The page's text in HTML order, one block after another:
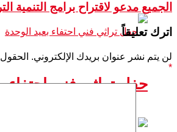
حفل تراثي فني احتفاء
الجميع مدعو لاقتراح برامج التنمية
اترك تعليقاً
لن يتم نشر عنوان بريدك الإلكتروني.
*